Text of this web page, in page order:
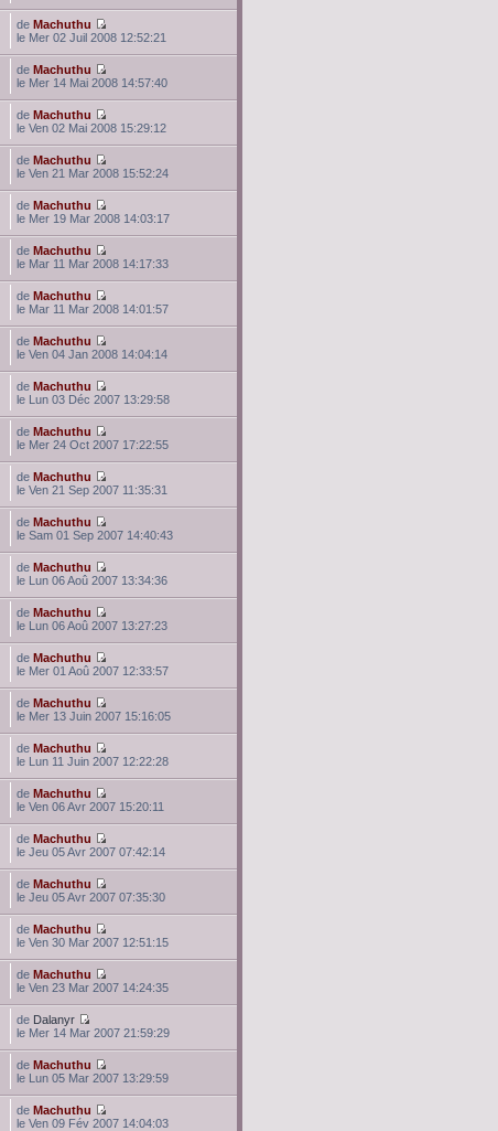
de Machuthu
le Mer 02 Juil 2008 12:52:21
de Machuthu
le Mer 14 Mai 2008 14:57:40
de Machuthu
le Ven 02 Mai 2008 15:29:12
de Machuthu
le Ven 21 Mar 2008 15:52:24
de Machuthu
le Mer 19 Mar 2008 14:03:17
de Machuthu
le Mar 11 Mar 2008 14:17:33
de Machuthu
le Mar 11 Mar 2008 14:01:57
de Machuthu
le Ven 04 Jan 2008 14:04:14
de Machuthu
le Lun 03 Déc 2007 13:29:58
de Machuthu
le Mer 24 Oct 2007 17:22:55
de Machuthu
le Ven 21 Sep 2007 11:35:31
de Machuthu
le Sam 01 Sep 2007 14:40:43
de Machuthu
le Lun 06 Aoû 2007 13:34:36
de Machuthu
le Lun 06 Aoû 2007 13:27:23
de Machuthu
le Mer 01 Aoû 2007 12:33:57
de Machuthu
le Mer 13 Juin 2007 15:16:05
de Machuthu
le Lun 11 Juin 2007 12:22:28
de Machuthu
le Ven 06 Avr 2007 15:20:11
de Machuthu
le Jeu 05 Avr 2007 07:42:14
de Machuthu
le Jeu 05 Avr 2007 07:35:30
de Machuthu
le Ven 30 Mar 2007 12:51:15
de Machuthu
le Ven 23 Mar 2007 14:24:35
de Dalanyr
le Mer 14 Mar 2007 21:59:29
de Machuthu
le Lun 05 Mar 2007 13:29:59
de Machuthu
le Ven 09 Fév 2007 14:04:03